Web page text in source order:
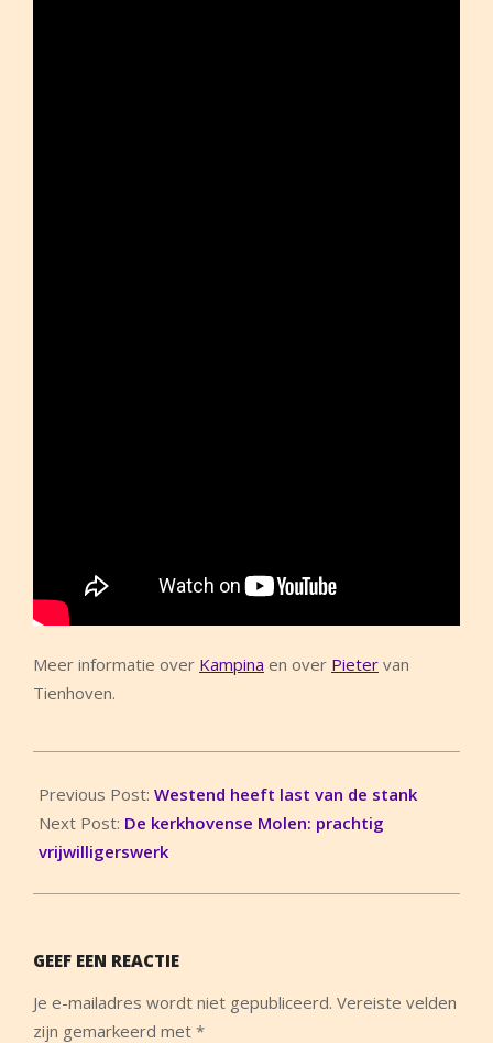
Meer informatie over Kampina en over Pieter van
Tienhoven.
08-
19
Previous Post: Westend heeft last van de stank
Next Post: De kerkhovense Molen: prachtig
vrijwilligerswerk
GEEF EEN REACTIE
Je e-mailadres wordt niet gepubliceerd. Vereiste velden
zijn gemarkeerd met *